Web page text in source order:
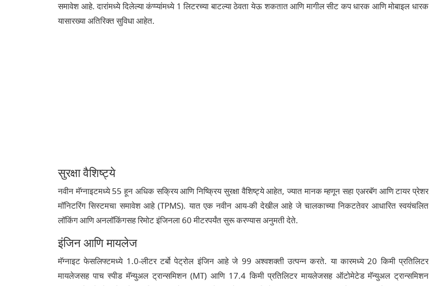
समावेश आहे. दारांमध्ये दिलेल्या कंप्प्यांमध्ये 1 लिटरच्या बाटल्या ठेवता येऊ शकतात आणि मागील सीट कप धारक आणि मोबाइल धारक
यासारख्या अतिरिक्त सुविधा आहेत.
सुरक्षा वैशिष्ट्ये
नवीन मॅग्नाइटमध्ये 55 हून अधिक सक्रिय आणि निष्क्रिय सुरक्षा वैशिष्ट्ये आहेत, ज्यात मानक म्हणून सहा एअरबॅग आणि टायर प्रेशर
मॉनिटरिंग सिस्टमचा समावेश आहे (TPMS). यात एक नवीन आय-की देखील आहे जे चालकाच्या निकटतेवर आधारित स्वयंचलित
लॉकिंग आणि अनलॉकिंगसह रिमोट इंजिनला 60 मीटरपर्यंत सुरू करण्यास अनुमती देते.
इंजिन आणि मायलेज
मॅग्नाइट फेसलिफ्टमध्ये 1.0-लीटर टर्बो पेट्रोल इंजिन आहे जे 99 अश्वशक्ती उत्पन्न करते. या कारमध्ये 20 किमी प्रतिलिटर
मायलेजसह पाच स्पीड मॅन्युअल ट्रान्समिशन (MT) आणि 17.4 किमी प्रतिलिटर मायलेजसह ऑटोमेटेड मॅन्युअल ट्रान्समिशन